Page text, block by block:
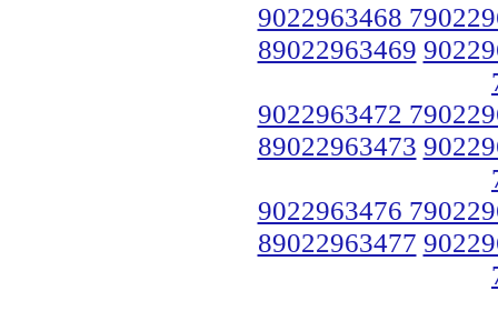
9022963468
89022963469
9022963472
89022963473
9022963476
89022963477